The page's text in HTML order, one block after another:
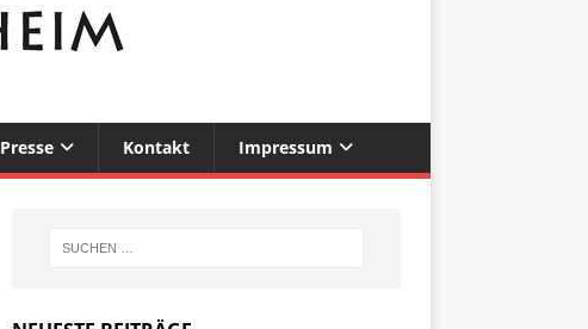
Presse Kontakt Impressum